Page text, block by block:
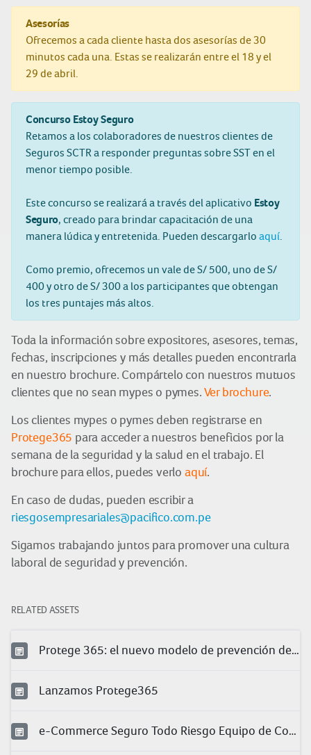
Asesorías
Ofrecemos a cada cliente hasta dos asesorías de 30
minutos cada una. Estas se realizarán entre el 18 y el
29 de abril.
Concurso Estoy Seguro
Retamos a los colaboradores de nuestros clientes de
Seguros SCTR a responder preguntas sobre SST en el
menor tiempo posible.
Este concurso se realizará a través del aplicativo Estoy
Seguro, creado para brindar capacitación de una
manera lúdica y entretenida. Pueden descargarlo aquí.
Como premio, ofrecemos un vale de S/ 500, uno de S/
400 y otro de S/ 300 a los participantes que obtengan
los tres puntajes más altos.
Toda la información sobre expositores, asesores, temas,
fechas, inscripciones y más detalles pueden encontrarla
en nuestro brochure. Compártelo con nuestros mutuos
clientes que no sean mypes o pymes. Ver brochure.
Los clientes mypes o pymes deben registrarse en
Protege365 para acceder a nuestros beneficios por la
semana de la seguridad y la salud en el trabajo. El
brochure para ellos, puedes verlo aquí.
En caso de dudas, pueden escribir a
riesgosempresariales@pacifico.com.pe
Sigamos trabajando juntos para promover una cultura
laboral de seguridad y prevención.
RELATED ASSETS
Protege 365: el nuevo modelo de prevención de Pacífico
Lanzamos Protege365
e-Commerce Seguro Todo Riesgo Equipo de Contratista (TREC)